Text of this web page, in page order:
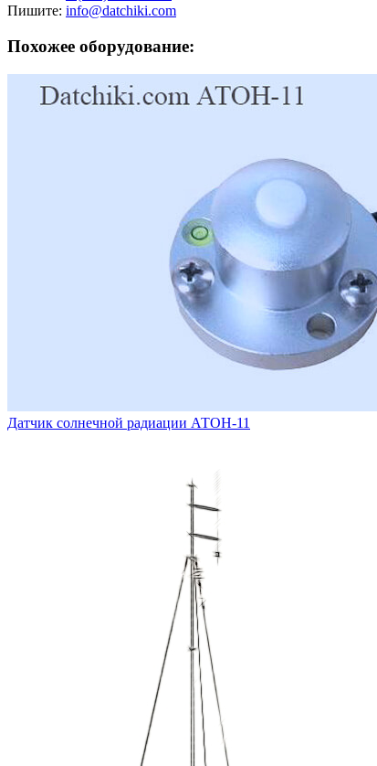
Пишите: info@datchiki.com
Похожее оборудование:
Датчик солнечной радиации АТОН-11